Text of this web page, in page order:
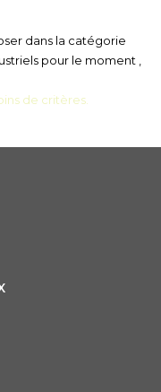
dans la catégorie
pour le moment ,
de critères.